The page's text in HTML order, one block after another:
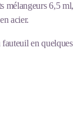
mélangeurs 6,5 ml,
acier.
en quelques